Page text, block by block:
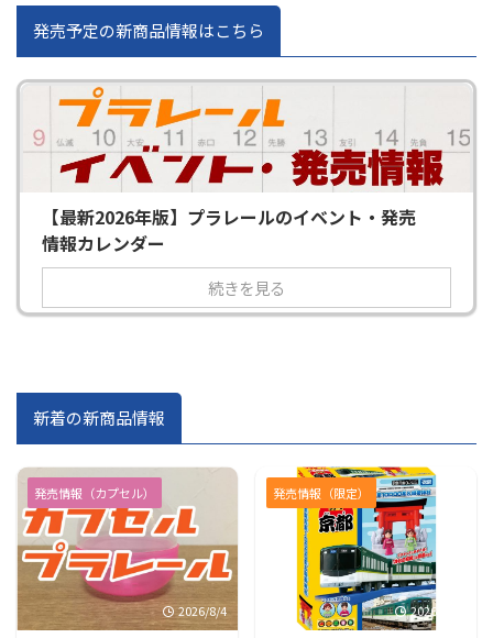
発売予定の新商品情報はこちら
【最新2026年版】プラレールのイベント・発売
情報カレンダー
続きを見る
新着の新商品情報
発売情報（カプセル）
2026/8/4
発売情報（限定）
2026/7/31